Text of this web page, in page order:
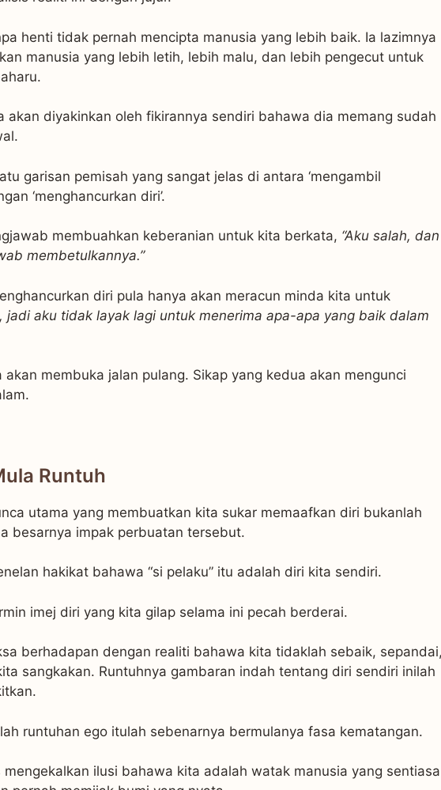
henti tidak pernah mencipta manusia yang lebih baik. Ia lazimnya
manusia yang lebih letih, lebih malu, dan lebih pengecut untuk
akan diyakinkan oleh fikirannya sendiri bahawa dia memang sudah
garisan pemisah yang sangat jelas di antara ‘mengambil
‘menghancurkan diri’.
membuahkan keberanian untuk kita berkata, “Aku salah, dan
membetulkannya.”
diri pula hanya akan meracun minda kita untuk
jadi aku tidak layak lagi untuk menerima apa-apa yang baik dalam
akan membuka jalan pulang. Sikap yang kedua akan mengunci
Runtuh
utama yang membuatkan kita sukar memaafkan diri bukanlah
besarnya impak perbuatan tersebut.
hakikat bahawa “si pelaku” itu adalah diri kita sendiri.
imej diri yang kita gilap selama ini pecah berderai.
berhadapan dengan realiti bahawa kita tidaklah sebaik, sepandai,
sangkakan. Runtuhnya gambaran indah tentang diri sendiri inilah
runtuhan ego itulah sebenarnya bermulanya fasa kematangan.
mengekalkan ilusi bahawa kita adalah watak manusia yang sentiasa